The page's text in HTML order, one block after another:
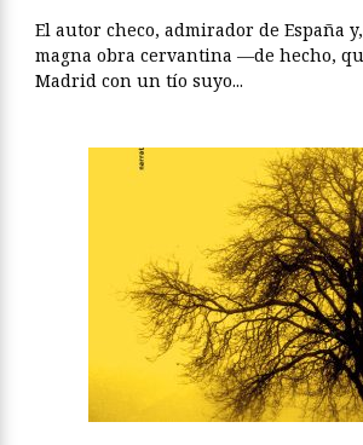
El autor checo, admirador de España
magna obra cervantina —de hecho,
Madrid con un tío suyo...